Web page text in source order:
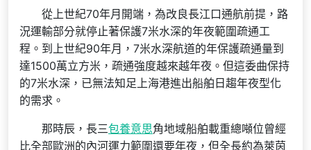
從上世紀70年月開端，為改良長江口通航前提，路
況運輸部分就停止著保護7米水深的年夜範圍疏通工
程。到上世紀90年月，7米水深航道的年保護疏通量到
達1500萬立方米，疏通強度越來越年夜。但這委曲保持
的7米水深，已無法知足上海港進出船舶日趨年夜型化
的需求。
那時辰，長三包養意思角地域船舶載重總噸位曾經
比全部歐洲的內河運力範圍還要年夜，但全長約為萊茵